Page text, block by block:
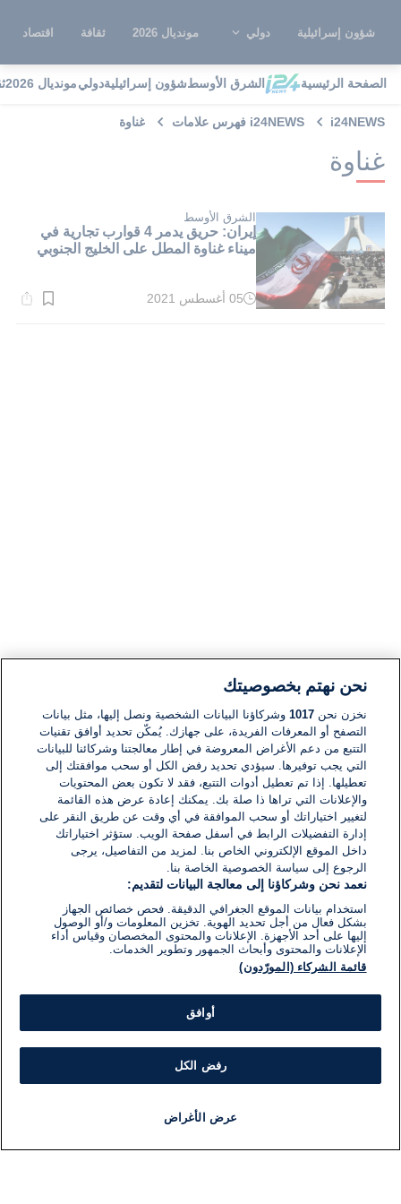
شؤون إسرائيلية دولي مونديال 2026 ثقافة اقتصاد
الصفحة الرئيسية الشرق الأوسطشؤون إسرائيليةدوليمونديال 2026
i24NEWS i24NEWS فهرس علامات غناوة
غناوة
الشرق الأوسط
إيران: حريق يدمر 4 قوارب تجارية في
ميناء غناوة المطل على الخليج الجنوبي
وقت
05 أغسطس 2021
نحن نهتم بخصوصيتك
نخزن نحن1017 وشركاؤنا البيانات الشخصية ونصل إليها، مثل بيانات
التصفح أو المعرفات الفريدة، على جهازك. يُمكّن تحديد أوافق تقنيات
التتبع من دعم الأغراض المعروضة في إطار معالجتنا وشركائنا للبيانات
التي يجب توفيرها. سيؤدي تحديد رفض الكل أو سحب موافقتك إلى
تعطيلها. إذا تم تعطيل أدوات التتبع، فقد لا تكون بعض المحتويات
والإعلانات التي تراها ذا صلة بك. يمكنك إعادة عرض هذه القائمة
لتغيير اختياراتك أو سحب الموافقة في أي وقت عن طريق النقر على
إدارة التفضيلات الرابط في أسفل صفحة الويب. ستؤثر اختياراتك
داخل الموقع الإلكتروني الخاص بنا. لمزيد من التفاصيل، يرجى
الرجوع إلى سياسة الخصوصية الخاصة بنا.
نعمد نحن وشركاؤنا إلى معالجة البيانات لتقديم:
استخدام بيانات الموقع الجغرافي الدقيقة. فحص خصائص الجهاز
بشكل فعال من أجل تحديد الهوية. تخزين المعلومات و/أو الوصول
إليها على أحد الأجهزة. الإعلانات والمحتوى المخصصان وقياس أداء
الإعلانات والمحتوى وأبحاث الجمهور وتطوير الخدمات.
قائمة الشركاء (المورّدون)
أوافق
رفض الكل
عرض الأغراض